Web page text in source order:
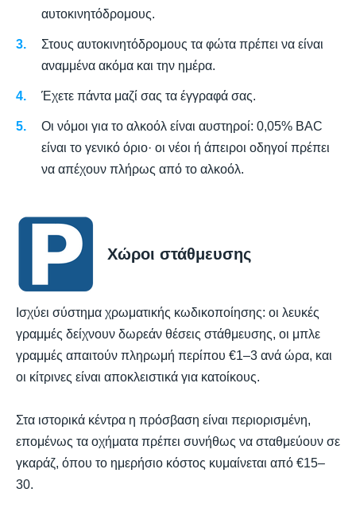
αυτοκινητόδρομους.
Στους αυτοκινητόδρομους τα φώτα πρέπει να είναι
αναμμένα ακόμα και την ημέρα.
Έχετε πάντα μαζί σας τα έγγραφά σας.
Οι νόμοι για το αλκοόλ είναι αυστηροί: 0,05% BAC
είναι το γενικό όριο· οι νέοι ή άπειροι οδηγοί πρέπει
να απέχουν πλήρως από το αλκοόλ.
Χώροι στάθμευσης
Ισχύει σύστημα χρωματικής κωδικοποίησης: οι λευκές
γραμμές δείχνουν δωρεάν θέσεις στάθμευσης, οι μπλε
γραμμές απαιτούν πληρωμή περίπου €1–3 ανά ώρα, και
οι κίτρινες είναι αποκλειστικά για κατοίκους.
Στα ιστορικά κέντρα η πρόσβαση είναι περιορισμένη,
επομένως τα οχήματα πρέπει συνήθως να σταθμεύουν σε
γκαράζ, όπου το ημερήσιο κόστος κυμαίνεται από €15–
30.